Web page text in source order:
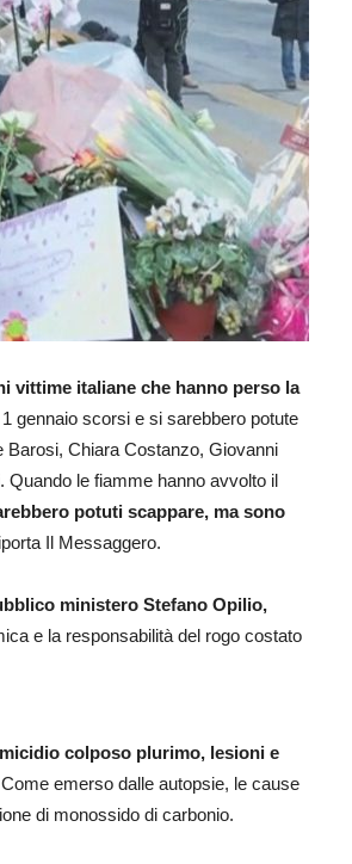
vittime italiane che hanno perso la
gennaio scorsi e si sarebbero potute
Barosi, Chiara Costanzo, Giovanni
Quando le fiamme hanno avvolto il
potuti scappare, ma sono
Il Messaggero.
ministero Stefano Opilio,
e la responsabilità del rogo costato
colposo plurimo, lesioni e
emerso dalle autopsie, le cause
di monossido di carbonio.